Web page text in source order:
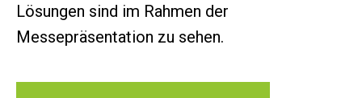
Lösungen sind im Rahmen der
Messepräsentation zu sehen.